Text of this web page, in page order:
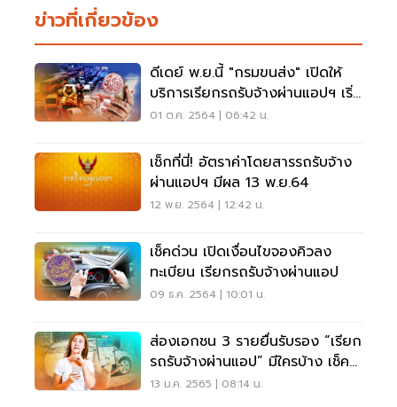
ข่าวที่เกี่ยวข้อง
ดีเดย์ พ.ย.นี้ "กรมขนส่ง" เปิดให้
บริการเรียกรถรับจ้างผ่านแอปฯ เริ่ม
40 บาท
01 ต.ค. 2564 | 06:42 น.
เช็กที่นี่! อัตราค่าโดยสารรถรับจ้าง
ผ่านแอปฯ มีผล 13 พ.ย.64
12 พ.ย. 2564 | 12:42 น.
เช็คด่วน เปิดเงื่อนไขจองคิวลง
ทะเบียน เรียกรถรับจ้างผ่านแอป
09 ธ.ค. 2564 | 10:01 น.
ส่องเอกชน 3 รายยื่นรับรอง “เรียก
รถรับจ้างผ่านแอป” มีใครบ้าง เช็ค
เลย
13 ม.ค. 2565 | 08:14 น.